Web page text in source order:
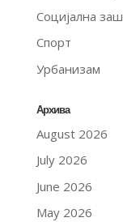
Социјална
Спорт
Урбанизам
Архива
August 2026
July 2026
June 2026
May 2026